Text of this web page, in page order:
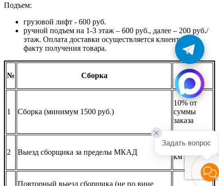
Подъем:
грузовой лифт - 600 руб.
ручной подъем на 1-3 этаж – 600 руб., далее – 200 руб./
этаж. Оплата доставки осуществляется клиентом по
факту получения товара.
№ Сборка Цена
1 Сборка (минимум 1500 руб.)
10% от
суммы
заказа
2 Выезд сборщика за пределы МКАД
20 руб./1
км
Повторный выезд сборщика (не по вине
Задать вопрос